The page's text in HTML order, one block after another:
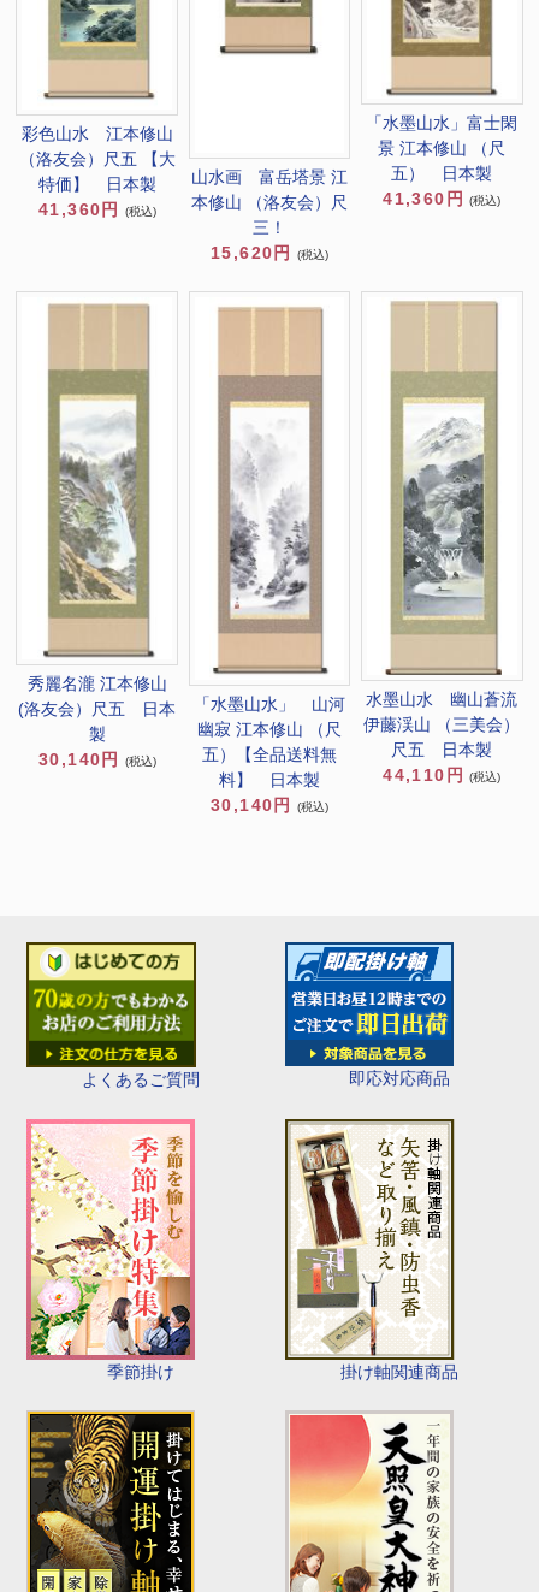
よくあるご質問 即応対応商品
季節掛け 掛け軸関連商品
彩色山水 江本修山
（洛友会）尺五 【大
特価】 日本製
41,360円
(税込)
山水画 富岳塔景 江
本修山 （洛友会）尺
三！
15,620円
(税込)
「水墨山水」富士閑
景 江本修山 （尺
五） 日本製
41,360円
(税込)
秀麗名瀧 江本修山
(洛友会）尺五 日本
製
30,140円
(税込)
「水墨山水」 山河
幽寂 江本修山 （尺
五）【全品送料無
料】 日本製
30,140円
(税込)
水墨山水 幽山蒼流
伊藤渓山 （三美会）
尺五 日本製
44,110円 (税込)